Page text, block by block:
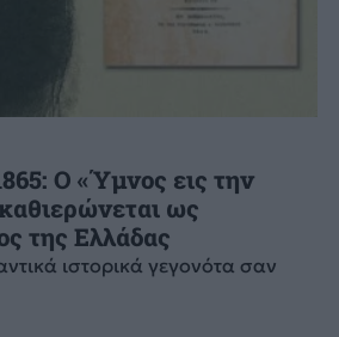
Ο «Ύμνος εις την
ως
της Ελλάδας
ιστορικά γεγονότα σαν